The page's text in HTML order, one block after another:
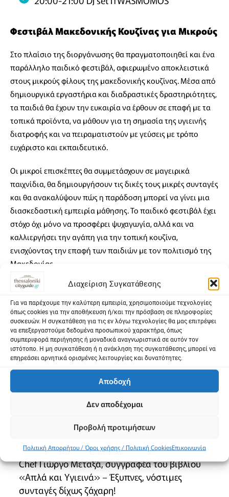
Διαχείριση Συγκατάθεσης
Για να παρέχουμε την καλύτερη εμπειρία, χρησιμοποιούμε τεχνολογίες
όπως cookies για την αποθήκευση ή/και την πρόσβαση σε πληροφορίες
συσκευών. Η συγκατάθεση για τις εν λόγω τεχνολογίες θα μας επιτρέψει
να επεξεργαστούμε δεδομένα προσωπικού χαρακτήρα, όπως
συμπεριφορά περιήγησης ή μοναδικά αναγνωριστικά σε αυτόν τον
ιστότοπο. Η μη συγκατάθεση ή η ανάκληση της συγκατάθεσης, μπορεί να
επηρεάσει αρνητικά ορισμένες λειτουργίες και δυνατότητες.
Αποδοχή
Δεν αποδέχομαι
Προβολή προτιμήσεων
Πολιτική Απορρήτου / Όροι χρήσης / Πολιτική CookiesΕπικοινωνία
Φεστιβάλ Μακεδονικής Κουζίνας για Μικρούς
Στο πλαίσιο της διοργάνωσης θα πραγματοποιηθεί και ένα
παράλληλο παιδικό φεστιβάλ, αφιερωμένο αποκλειστικά
στους μικρούς φίλους της μακεδονικής κουζίνας. Μέσα από
δημιουργικά εργαστήρια και διαδραστικές δραστηριότητες,
τα παιδιά θα έχουν την ευκαιρία να έρθουν σε επαφή με τα
τοπικά προϊόντα, να μάθουν για τη σημασία της υγιεινής
διατροφής και να πειραματιστούν με γεύσεις με τρόπο
ευχάριστο και εκπαιδευτικό.
Οι μικροί επισκέπτες θα συμμετάσχουν σε μαγειρικά
παιχνίδια, θα δημιουργήσουν τις δικές τους μικρές συνταγές
και θα ανακαλύψουν πώς η παράδοση μπορεί να γίνει μια
διασκεδαστική εμπειρία μάθησης. Το παιδικό φεστιβάλ έχει
στόχο όχι μόνο να προσφέρει ψυχαγωγία, αλλά και να
καλλιεργήσει την αγάπη για την τοπική κουζίνα,
ενισχύοντας την επαφή των παιδιών με τον πολιτισμό της
Μακεδονίας.
Πρόγραμμα
Η Μακεδονική Κουζίνα… κάνει πάρτι!
Ετοιμαστείτε για ένα μαγικό ταξίδι γεύσης! Γνωρίστε τις πιο
νόστιμες παραδοσιακές συνταγές της Μακεδονίας!
Δοκιμάστε υγιεινά σνακ δίχως ζάχαρη, από τον chef Γιώργο
Μεταξά, και ετοιμαστείτε για πολλαπλές εκπλήξεις!
Φάε, παίξε, χόρεψε με τους ΟΝΙRΑΜΑ και γιόρτασε μαζί μας!
Σάββατο 4 Οκτωβρίου 2025
17:00-20:00 Live Kids Cooking Show με τον
Chef Γιώργο Μεταξά, συγγραφέα του βιβλίου
«Απλά και Υγιεινά» – Έξυπνες, νόστιμες
συνταγές δίχως ζάχαρη!